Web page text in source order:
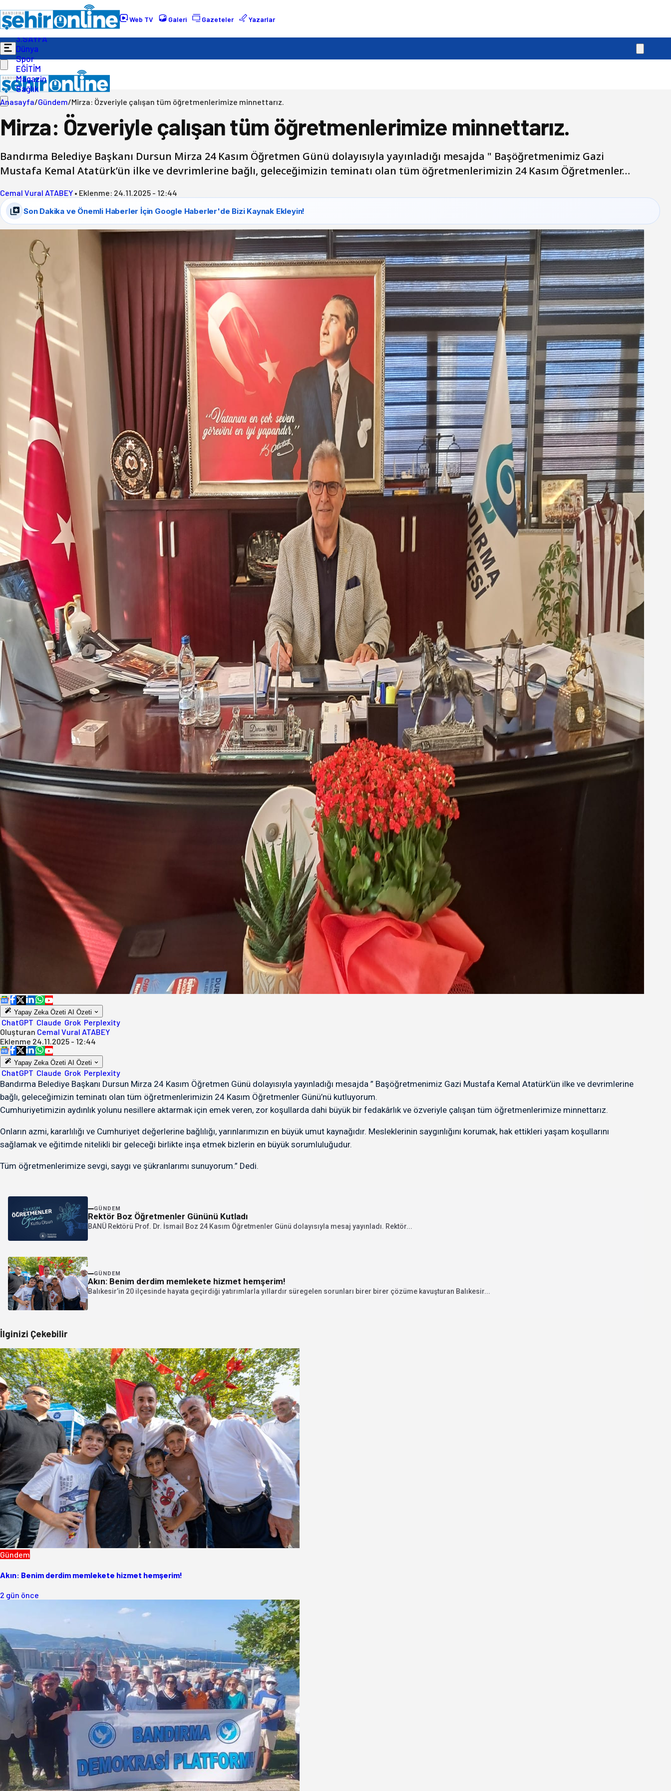
Web TV Galeri Gazeteler Yazarlar
Gündem
Ekonomi
Politika
3.SAYFA
Dünya
Spor
EĞİTİM
Magazin
Sağlık
Anasayfa/Gündem/Mirza: Özveriyle çalışan tüm öğretmenlerimize minnettarız.
Mirza: Özveriyle çalışan tüm öğretmenlerimize minnettarız.
Bandırma Belediye Başkanı Dursun Mirza 24 Kasım Öğretmen Günü dolayısıyla yayınladığı mesajda " Başöğretmenimiz Gazi
Mustafa Kemal Atatürk’ün ilke ve devrimlerine bağlı, geleceğimizin teminatı olan tüm öğretmenlerimizin 24 Kasım Öğretmenler…
Cemal Vural ATABEY • Eklenme: 24.11.2025 - 12:44
Son Dakika ve Önemli Haberler İçin Google Haberler'de Bizi Kaynak Ekleyin!
Yapay Zeka Özeti AI Özeti
ChatGPT Claude Grok Perplexity
Oluşturan Cemal Vural ATABEY
Eklenme 24.11.2025 - 12:44
Yapay Zeka Özeti AI Özeti
ChatGPT Claude Grok Perplexity
Bandırma Belediye Başkanı Dursun Mirza 24 Kasım Öğretmen Günü dolayısıyla yayınladığı mesajda ” Başöğretmenimiz Gazi Mustafa Kemal Atatürk’ün ilke ve devrimlerine
bağlı, geleceğimizin teminatı olan tüm öğretmenlerimizin 24 Kasım Öğretmenler Günü’nü kutluyorum.
Cumhuriyetimizin aydınlık yolunu nesillere aktarmak için emek veren, zor koşullarda dahi büyük bir fedakârlık ve özveriyle çalışan tüm öğretmenlerimize minnettarız.
Onların azmi, kararlılığı ve Cumhuriyet değerlerine bağlılığı, yarınlarımızın en büyük umut kaynağıdır. Mesleklerinin saygınlığını korumak, hak ettikleri yaşam koşullarını
sağlamak ve eğitimde nitelikli bir geleceği birlikte inşa etmek bizlerin en büyük sorumluluğudur.
Tüm öğretmenlerimize sevgi, saygı ve şükranlarımı sunuyorum.” Dedi.
GÜNDEM
Rektör Boz Öğretmenler Gününü Kutladı
BANÜ Rektörü Prof. Dr. İsmail Boz 24 Kasım Öğretmenler Günü dolayısıyla mesaj yayınladı. Rektör...
GÜNDEM
Akın: Benim derdim memlekete hizmet hemşerim!
Balıkesir’in 20 ilçesinde hayata geçirdiği yatırımlarla yıllardır süregelen sorunları birer birer çözüme kavuşturan Balıkesir...
İlginizi Çekebilir
Gündem
Akın: Benim derdim memlekete hizmet hemşerim!
2 gün önce